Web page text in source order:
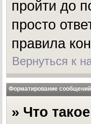
пройти до
просто
правила
Вернуться к
Форматирование
» Что